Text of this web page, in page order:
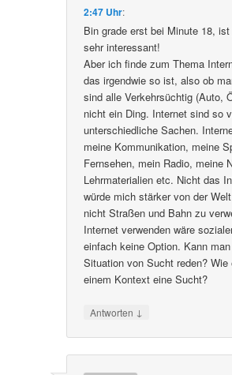
2:47 Uhr:
Bin grade erst bei Minute 18,
sehr interessant!
Aber ich finde zum Thema
das irgendwie so ist, also ob
sind alle Verkehrsüchtig (Auto,
nicht ein Ding. Internet sind so
unterschiedliche Sachen.
meine Kommunikation, meine
Fernsehen, mein Radio, meine
Lehrmaterialien etc. Nicht das
würde mich stärker von der
nicht Straßen und Bahn zu
Internet verwenden wäre
einfach keine Option. Kann
Situation von Sucht reden?
einem Kontext eine Sucht?
Antworten ↓